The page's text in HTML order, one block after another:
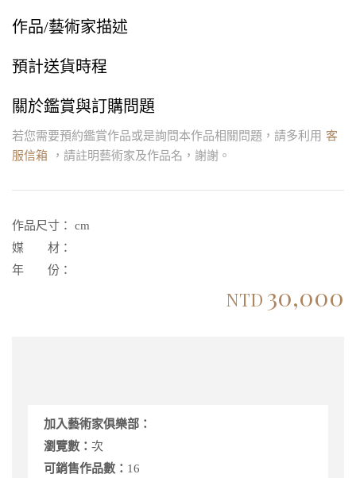
作品/藝術家描述
預計送貨時程
關於鑑賞與訂購問題
若您需要預約鑑賞作品或是詢問本作品相關問題，請多利用 客
服信箱
，請註明藝術家及作品名，謝謝。
作品尺寸：
cm
媒 材：
年 份：
NTD 30,000
加入藝術家俱樂部：
瀏覽數： 次
可銷售作品數： 16